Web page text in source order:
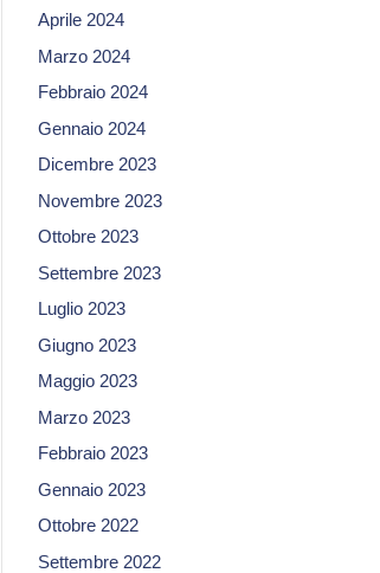
Aprile 2024
Marzo 2024
Febbraio 2024
Gennaio 2024
Dicembre 2023
Novembre 2023
Ottobre 2023
Settembre 2023
Luglio 2023
Giugno 2023
Maggio 2023
Marzo 2023
Febbraio 2023
Gennaio 2023
Ottobre 2022
Settembre 2022